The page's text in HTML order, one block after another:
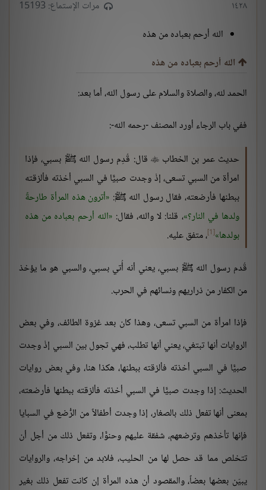
١٤٢٨
مرات الإستماع: 15193
الله أرحم بعباده من هذه
الله أرحم بعباده من هذه
الحمد لله، والصلاة والسلام على رسول الله، أما بعد:
ففي باب الرجاء أورد المصنف -رحمه الله-:
حديث عمر بن الخطاب قال: قُدِم رسول الله ﷺ بسبي، فإذا
امرأة من السبي تسعى، إذْ وجدت صبيًّا في السبي أخذته فألزقته
ببطنها فأرضعته، فقال رسول الله ﷺ: أترون هذه المرأة طارحةً
ولدها في النار؟ ، قلنا: لا والله، فقال: الله أرحم بعباده من هذه
بولدها [1] ، متفق عليه.
قُدم رسول الله ﷺ بسبي، يعني أنه أُتي بسبي، والسبي هو ما يؤخذ
من الكفار من ذراريهم ونسائهم في الحرب.
فإذا امرأة من السبي تسعى، وهذا كان بعد غزوة الطائف، وفي بعض
الروايات أنها تبتغي، يعني أنها تطلب، فهي تجول بين السبي إذْ وجدت
صبيًّا في السبي أخذته فألزقته ببطنها، هكذا هنا، وفي بعض روايات
الحديث: إذا وجدت صبيًّا في السبي أخذته فألزقته ببطنها فأرضعته،
بمعنى أنها تفعل ذلك بالصغار، إذا وجدت أطفالاً من الرُّضع في السبايا
فإنها تأخذهم وترضعهم، شفقة عليهم وحنوًّا، وتفعل ذلك من أجل أن
تتخلص مما قد حصل لها من الحليب، فلابد من إخراجه، والروايات
يبيّن بعضها بعضاً، والمقصود أن هذه المرأة إن كانت تفعل ذلك بغير